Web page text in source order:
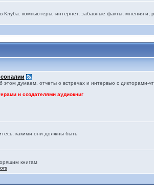
Клуба. компьютеры, интернет, забавные факты, мнения и,
этом думаем. отчеты о встречах и интервью с дикторами-
и создателями аудиокниг
какими они должны быть
книгам